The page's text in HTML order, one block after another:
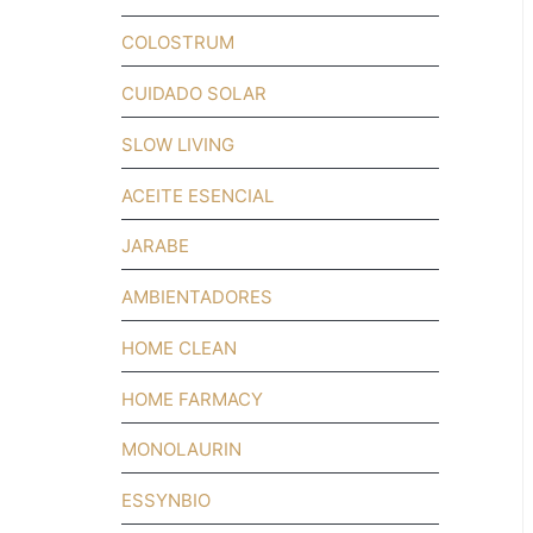
COLOSTRUM
CUIDADO SOLAR
SLOW LIVING
ACEITE ESENCIAL
JARABE
AMBIENTADORES
HOME CLEAN
HOME FARMACY
MONOLAURIN
ESSYNBIO